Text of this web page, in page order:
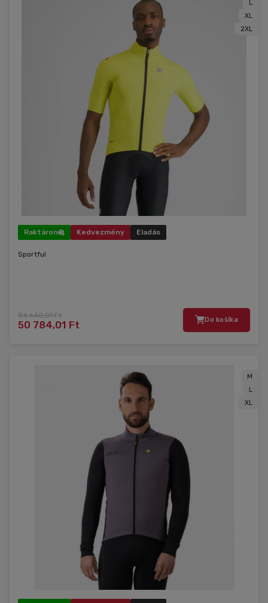
L
XL
2XL
Raktáron Kedvezmény Eladás
Sportful
84 640,01 Ft
50 784,01 Ft Do košíka
M
L
XL